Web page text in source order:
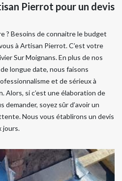
Pierrot pour un devis
? Besoins de connaitre le budget
à Artisan Pierrot. C’est votre
Sur Moignans. En plus de nos
longue date, nous faisons
et de sérieux à
si c’est une élaboration de
demander, soyez sûr d’avoir un
Nous vous établirons un devis
jours.